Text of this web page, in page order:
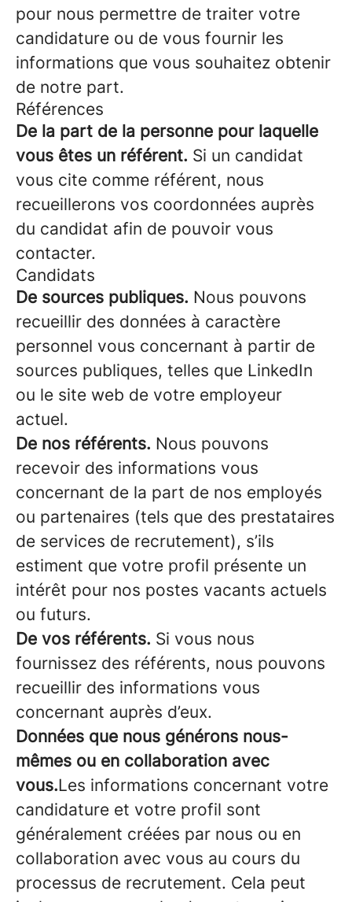
pour nous permettre de traiter votre
candidature ou de vous fournir les
informations que vous souhaitez obtenir
de notre part.
Références
De la part de la personne pour laquelle
vous êtes un référent. Si un candidat
vous cite comme référent, nous
recueillerons vos coordonnées auprès
du candidat afin de pouvoir vous
contacter.
Candidats
De sources publiques. Nous pouvons
recueillir des données à caractère
personnel vous concernant à partir de
sources publiques, telles que LinkedIn
ou le site web de votre employeur
actuel.
De nos référents. Nous pouvons
recevoir des informations vous
concernant de la part de nos employés
ou partenaires (tels que des prestataires
de services de recrutement), s’ils
estiment que votre profil présente un
intérêt pour nos postes vacants actuels
ou futurs.
De vos référents. Si vous nous
fournissez des référents, nous pouvons
recueillir des informations vous
concernant auprès d’eux.
Données que nous générons nous-
mêmes ou en collaboration avec
vous.Les informations concernant votre
candidature et votre profil sont
généralement créées par nous ou en
collaboration avec vous au cours du
processus de recrutement. Cela peut